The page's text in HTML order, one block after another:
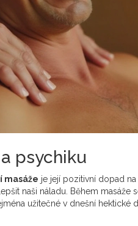
psychiku
masáže je její pozitivní dopad
naši náladu. Během masáže
užitečné v dnešní hektické